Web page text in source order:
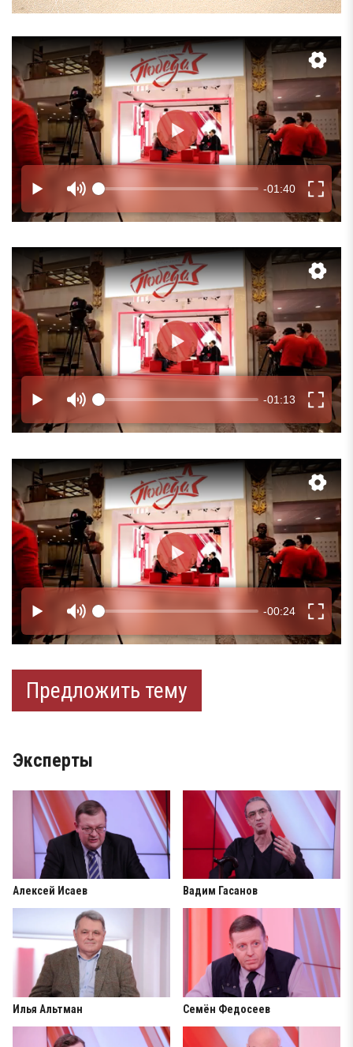
Предложить тему
Эксперты
Алексей Исаев Вадим Гасанов
Илья Альтман Семён Федосеев